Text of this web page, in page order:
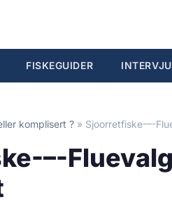
FISKEGUIDER
komplisert ? » Sjoorretfiske-–-
–-